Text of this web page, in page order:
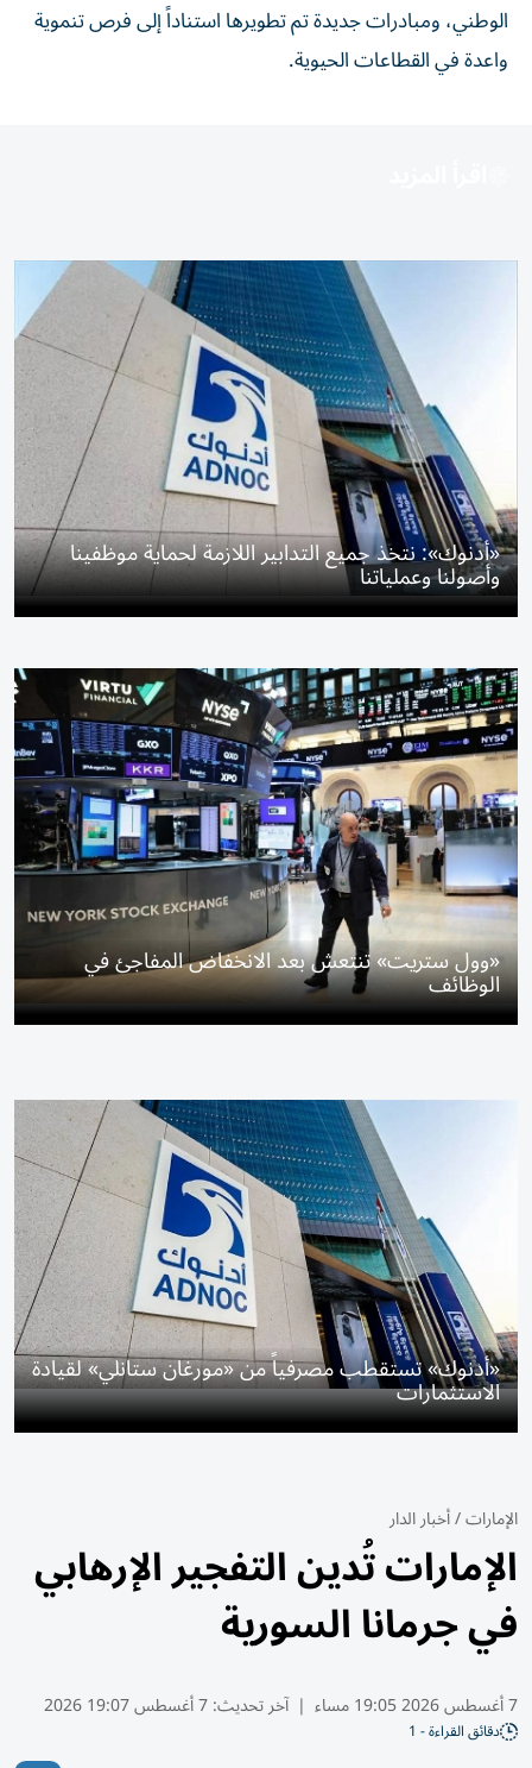
الوطني، ومبادرات جديدة تم تطويرها استناداً إلى فرص تنموية
واعدة في القطاعات الحيوية.
«أدنوك»: نتخذ جميع التدابير اللازمة لحماية موظفينا
وأصولنا وعملياتنا
«وول ستريت» تنتعش بعد الانخفاض المفاجئ في
الوظائف
«أدنوك» تستقطب مصرفياً من «مورغان ستانلي» لقيادة
الاستثمارات
الإمارات/أخبار الدار
الإمارات تُدين التفجير الإرهابي
في جرمانا السورية
7 أغسطس 2026 19:05 مساء | آخر تحديث:7 أغسطس 19:07 2026
دقائق القراءة - 1